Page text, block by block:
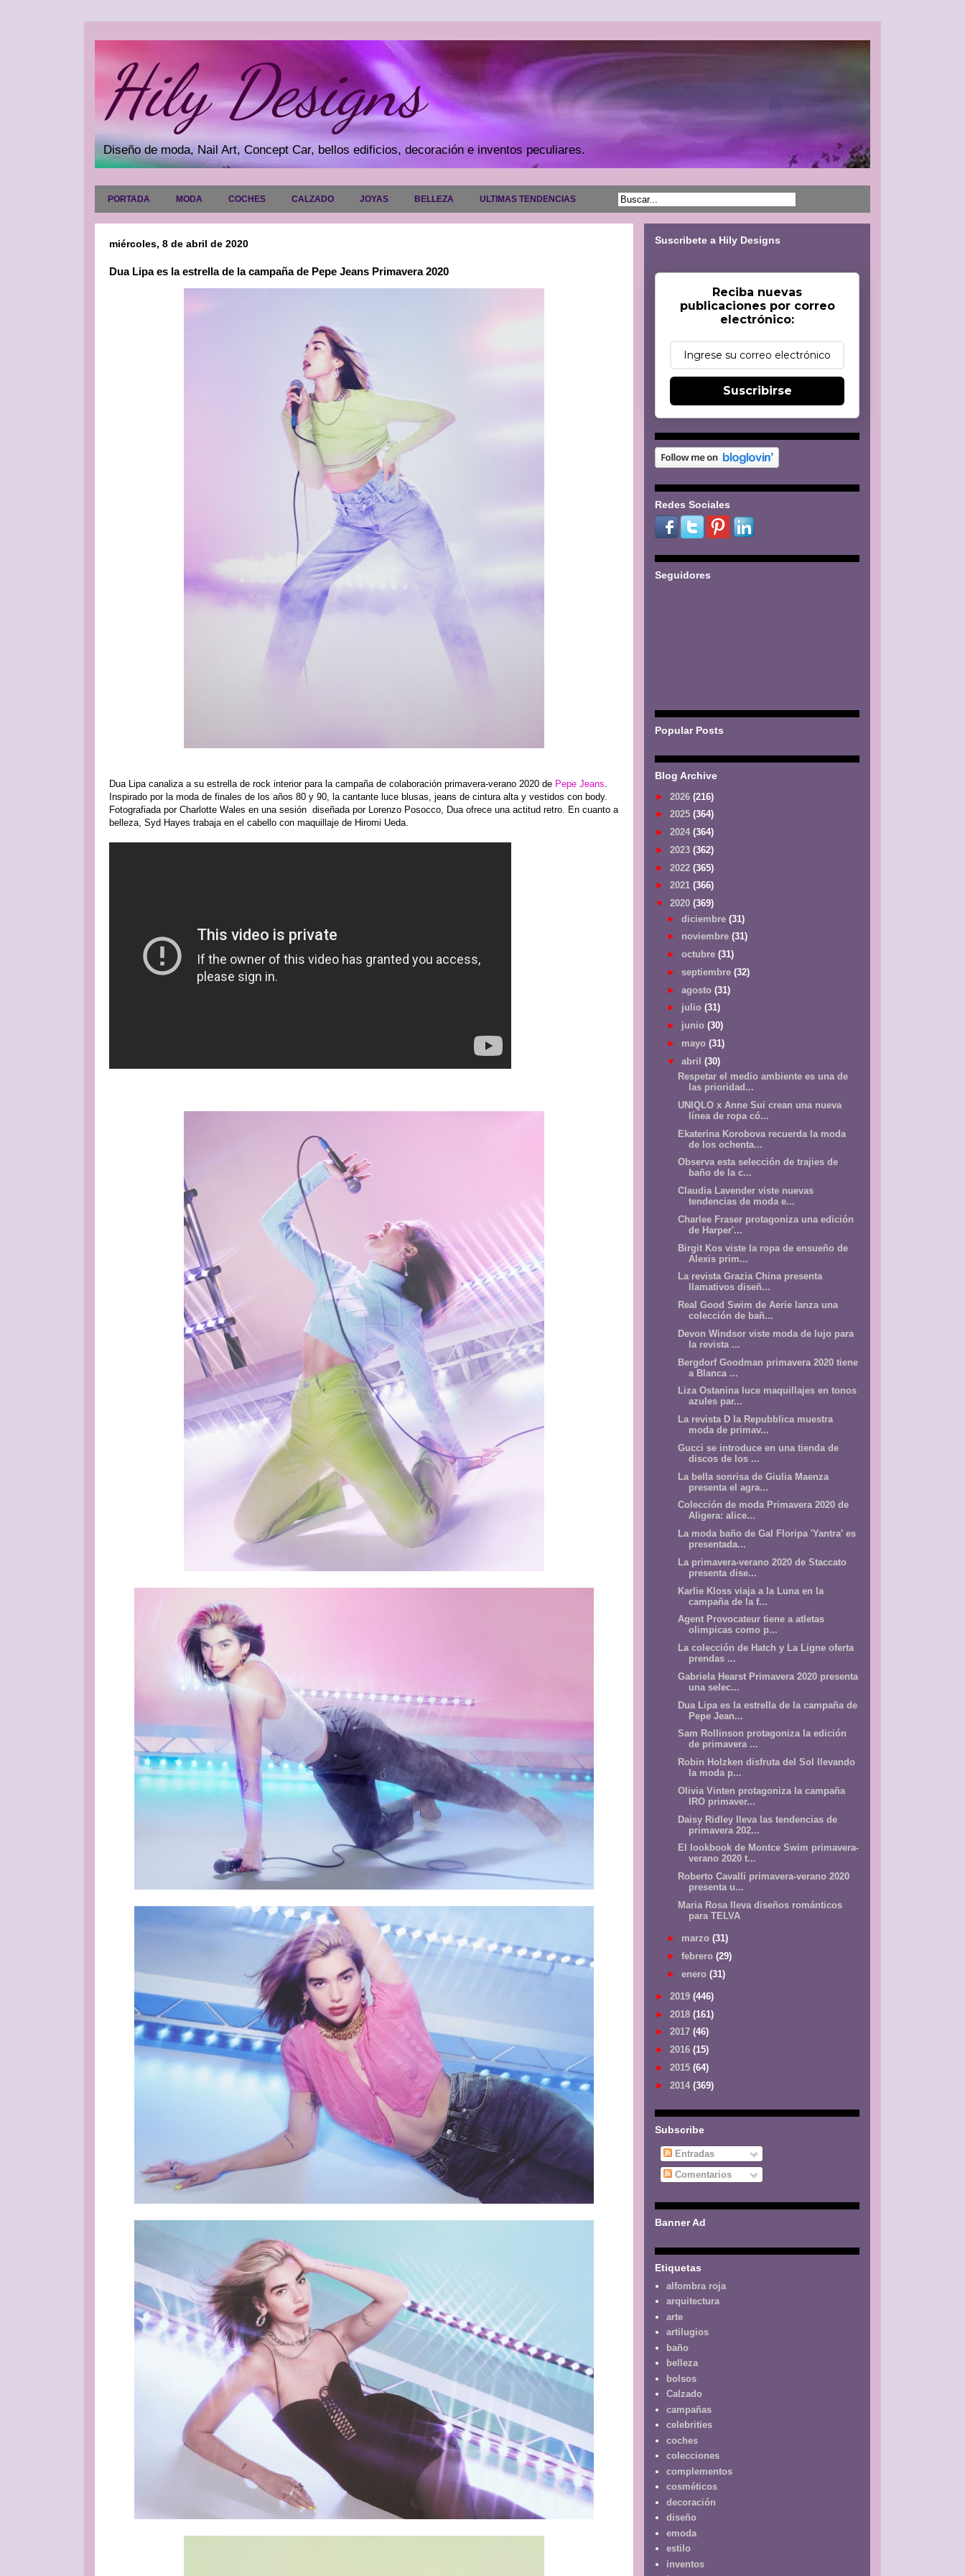
Hily Designs
Diseño de moda, Nail Art, Concept Car, bellos edificios, decoración e inventos peculiares.
PORTADA MODA COCHES CALZADO JOYAS BELLEZA ULTIMAS TENDENCIAS
miércoles, 8 de abril de 2020
Dua Lipa es la estrella de la campaña de Pepe Jeans Primavera 2020
Dua Lipa canaliza a su estrella de rock interior para la campaña de colaboración primavera-verano 2020 de Pepe Jeans.
Inspirado por la moda de finales de los años 80 y 90, la cantante luce blusas, jeans de cintura alta y vestidos con body.
Fotografiada por Charlotte Wales en una sesión diseñada por Lorenzo Posocco, Dua ofrece una actitud retro. En cuanto a
belleza, Syd Hayes trabaja en el cabello con maquillaje de Hiromi Ueda.
Suscribete a Hily Designs
Reciba nuevas
publicaciones por correo
electrónico:
Suscribirse
Redes Sociales
Seguidores
Popular Posts
Blog Archive
► 2026 (216)
► 2025 (364)
► 2024 (364)
► 2023 (362)
► 2022 (365)
► 2021 (366)
▼ 2020 (369)
► diciembre (31)
► noviembre (31)
► octubre (31)
► septiembre (32)
► agosto (31)
► julio (31)
► junio (30)
► mayo (31)
▼ abril (30)
Respetar el medio ambiente es una de
las prioridad...
UNIQLO x Anne Sui crean una nueva
línea de ropa có...
Ekaterina Korobova recuerda la moda
de los ochenta...
Observa esta selección de trajies de
baño de la c...
Claudia Lavender viste nuevas
tendencias de moda e...
Charlee Fraser protagoniza una edición
de Harper'...
Birgit Kos viste la ropa de ensueño de
Alexis prim...
La revista Grazia China presenta
llamativos diseñ...
Real Good Swim de Aerie lanza una
colección de bañ...
Devon Windsor viste moda de lujo para
la revista ...
Bergdorf Goodman primavera 2020 tiene
a Blanca ...
Liza Ostanina luce maquillajes en tonos
azules par...
La revista D la Repubblica muestra
moda de primav...
Gucci se introduce en una tienda de
discos de los ...
La bella sonrisa de Giulia Maenza
presenta el agra...
Colección de moda Primavera 2020 de
Aligera: alice...
La moda baño de Gal Floripa 'Yantra' es
presentada...
La primavera-verano 2020 de Staccato
presenta dise...
Karlie Kloss viaja a la Luna en la
campaña de la f...
Agent Provocateur tiene a atletas
olimpicas como p...
La colección de Hatch y La Ligne oferta
prendas ...
Gabriela Hearst Primavera 2020 presenta
una selec...
Dua Lipa es la estrella de la campaña de
Pepe Jean...
Sam Rollinson protagoniza la edición
de primavera ...
Robin Holzken disfruta del Sol llevando
la moda p...
Olivia Vinten protagoniza la campaña
IRO primaver...
Daisy Ridley lleva las tendencias de
primavera 202...
El lookbook de Montce Swim primavera-
verano 2020 t...
Roberto Cavalli primavera-verano 2020
presenta u...
Maria Rosa lleva diseños románticos
para TELVA
► marzo (31)
► febrero (29)
► enero (31)
► 2019 (446)
► 2018 (161)
► 2017 (46)
► 2016 (15)
► 2015 (64)
► 2014 (369)
Subscribe
Entradas
Comentarios
Banner Ad
Etiquetas
alfombra roja
arquitectura
arte
artilugios
baño
belleza
bolsos
Calzado
campañas
celebrities
coches
colecciones
complementos
cosméticos
decoración
diseño
emoda
estilo
inventos